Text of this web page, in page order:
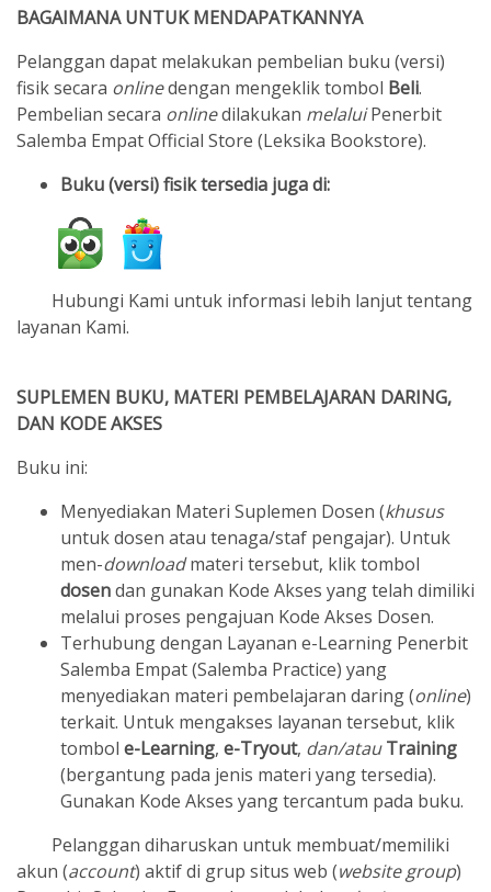
BAGAIMANA UNTUK MENDAPATKANNYA
Pelanggan dapat melakukan pembelian buku (versi)
fisik secara onlinedengan mengeklik tombol Beli.
Pembelian secara onlinedilakukan melaluiPenerbit
Salemba Empat Official Store (Leksika Bookstore).
Buku (versi) fisiktersedia juga di:
Hubungi Kami untuk informasi lebih lanjut tentang
layanan Kami.
SUPLEMEN BUKU, MATERI PEMBELAJARAN DARING,
DAN KODE AKSES
Buku ini:
Menyediakan Materi Suplemen Dosen (khusus
untuk dosen atau tenaga/staf pengajar). Untuk
men-downloadmateri tersebut, klik tombol
dosendan gunakan Kode Akses yang telah dimiliki
melalui proses pengajuan Kode Akses Dosen.
Terhubung dengan Layanan e-Learning Penerbit
Salemba Empat (Salemba Practice) yang
menyediakan materi pembelajaran daring (online)
terkait. Untuk mengakses layanan tersebut, klik
tombol e-Learning, e-Tryout, dan/atau Training
(bergantung pada jenis materi yang tersedia).
Gunakan Kode Akses yang tercantum pada buku.
Pelanggan diharuskan untuk membuat/memiliki
akun (account) aktif di grup situs web (website group)